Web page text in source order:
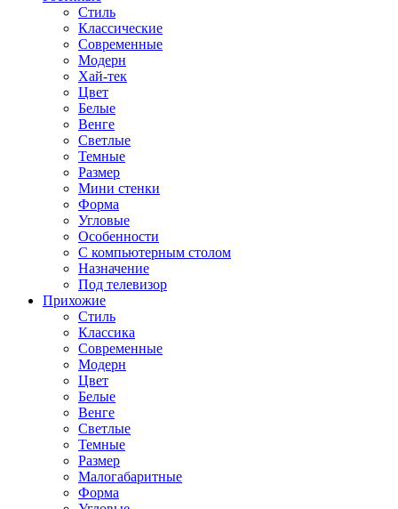
Стиль
Классические
Современные
Модерн
Хай-тек
Цвет
Белые
Венге
Светлые
Темные
Размер
Мини стенки
Форма
Угловые
Особенности
С компьютерным столом
Назначение
Под телевизор
Прихожие
Стиль
Классика
Современные
Модерн
Цвет
Белые
Венге
Светлые
Темные
Размер
Малогабаритные
Форма